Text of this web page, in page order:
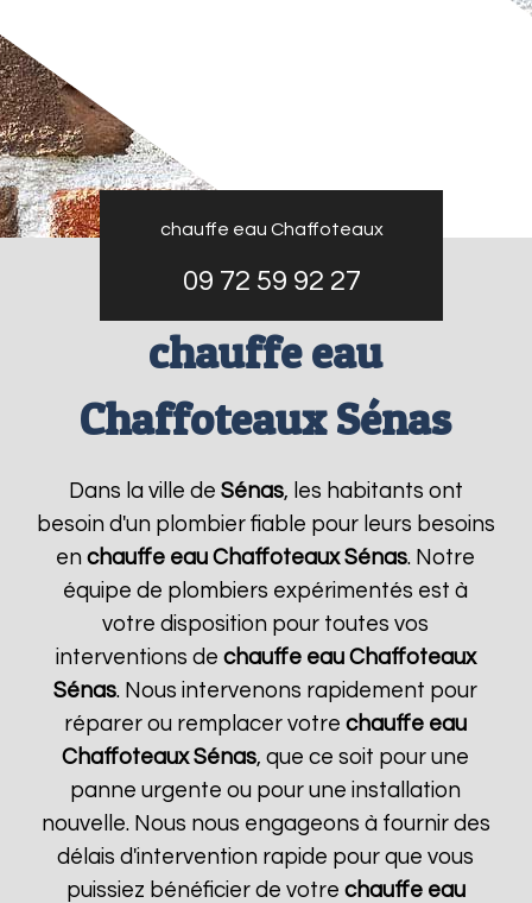
chauffe eau Chaffoteaux
09 72 59 92 27
chauffe eau
Chaffoteaux Sénas
Dans la ville de Sénas, les habitants ont
besoin d'un plombier fiable pour leurs besoins
enchauffe eau Chaffoteaux Sénas. Notre
équipe de plombiers expérimentés est à
votre disposition pour toutes vos
interventions de chauffe eau Chaffoteaux
Sénas. Nous intervenons rapidement pour
réparer ou remplacer votrechauffe eau
Chaffoteaux Sénas, que ce soit pour une
panne urgente ou pour une installation
nouvelle. Nous nous engageons à fournir des
délais d'intervention rapide pour que vous
puissiez bénéficier de votre chauffe eau